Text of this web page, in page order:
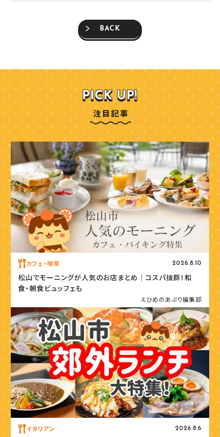
BACK
注目記事
カフェ・喫茶 2026.8.10
松山でモーニングが人気のお店まとめ｜コスパ抜群！和
食・朝食ビュッフェも
えひめのあぷり編集部
イタリアン 2026.8.6